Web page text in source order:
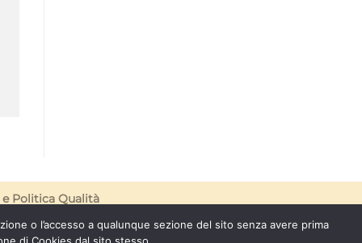
Politica Qualità
o l’accesso a qualunque sezione del sito senza avere prima